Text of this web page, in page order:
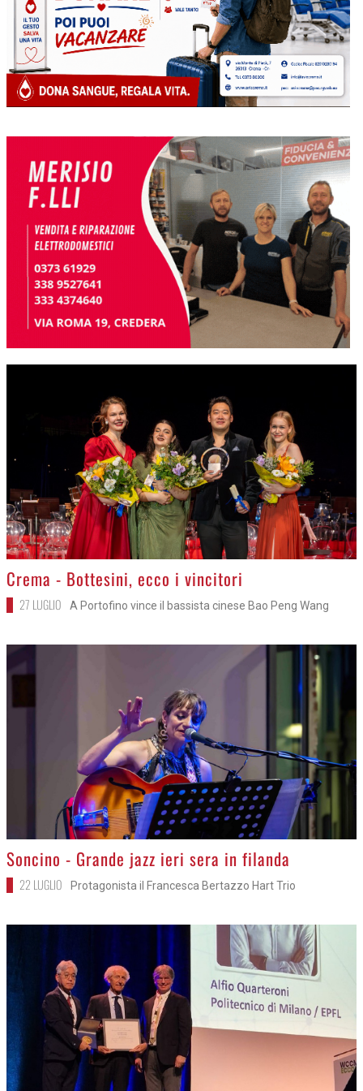
>
Crema - Bottesini, ecco i vincitori
27 LUGLIO A Portofino vince il bassista cinese Bao Peng Wang
>
Soncino - Grande jazz ieri sera in filanda
22 LUGLIO Protagonista il Francesca Bertazzo Hart Trio